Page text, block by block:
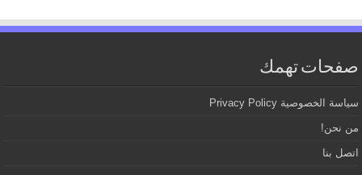
صفحات تهمك
سياسة الخصوصية Privacy Policy
من نحن!
اتصل بنا